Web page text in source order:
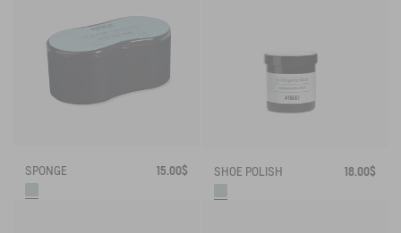
SPONGE 15.00$ SHOE POLISH 18.00$